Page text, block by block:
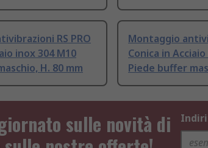
RS PRO
inox 304 M10
H. 80 mm
Montaggio
Conica in
Piede buffer
sulle novità di